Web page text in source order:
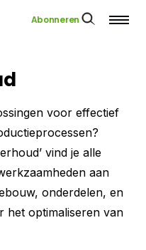
Abonneren
voor effectief
vind je alle
aan
onderdelen, en
het optimaliseren van